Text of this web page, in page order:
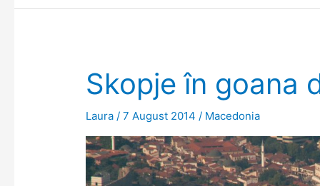
la
Skopje în goana
Laura /7 August 2014 / Macedonia